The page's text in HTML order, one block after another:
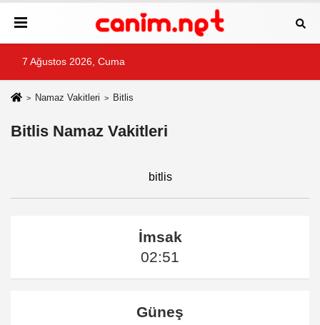
7 Ağustos 2026, Cuma
Namaz Vakitleri Bitlis
Bitlis Namaz Vakitleri
bitlis
İmsak
02:51
Güneş